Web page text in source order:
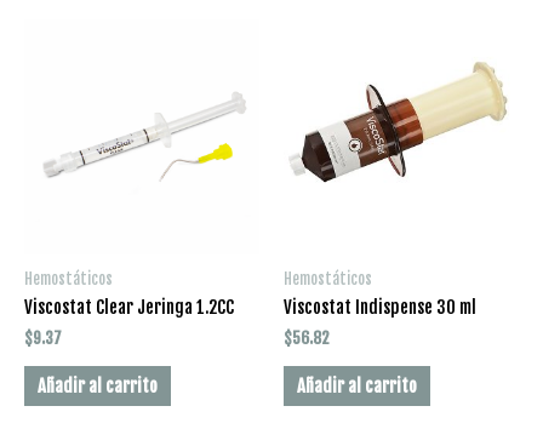
Hemostáticos
Viscostat Clear Jeringa 1.2CC
$9.37
Añadir al carrito
Hemostáticos
Viscostat Indispense 30 ml
$56.82
Añadir al carrito